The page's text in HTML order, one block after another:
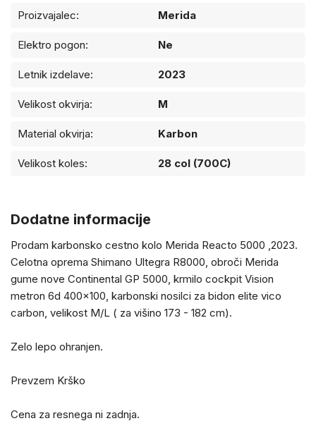
Proizvajalec: Merida
Elektro pogon: Ne
Letnik izdelave: 2023
Velikost okvirja: M
Material okvirja: Karbon
Velikost koles: 28 col (700C)
Dodatne informacije
Prodam karbonsko cestno kolo Merida Reacto 5000 ,2023.
Celotna oprema Shimano Ultegra R8000, obroči Merida
gume nove Continental GP 5000, krmilo cockpit Vision
metron 6d 400x100, karbonski nosilci za bidon elite vico
carbon, velikost M/L ( za višino 173 - 182 cm).
Zelo lepo ohranjen.
Prevzem Krško
Cena za resnega ni zadnja.